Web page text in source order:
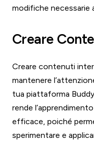
modifiche necessarie
Creare
Creare contenuti
mantenere
tua piattaforma
rende
efficace, poiché
sperimentare e